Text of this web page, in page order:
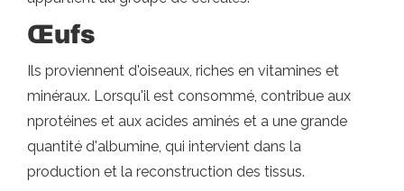
Œufs
Ils proviennent d'oiseaux, riches en vitamines et
minéraux. Lorsqu'il est consommé, contribue aux
nprotéines et aux acides aminés et a une grande
quantité d'albumine, qui intervient dans la
production et la reconstruction des tissus.